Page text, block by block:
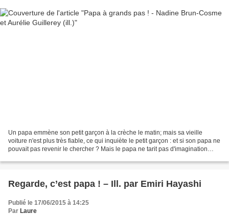
Un papa emmène son petit garçon à la crèche le matin; mais sa vieille
voiture n'est plus très fiable, ce qui inquiète le petit garçon : et si son papa ne
pouvait pas revenir le chercher ? Mais le papa ne tarit pas d'imagination
Regarde, c’est papa ! – Ill. par Emiri Hayashi
Publié le 17/06/2015 à 14:25
Par Laure